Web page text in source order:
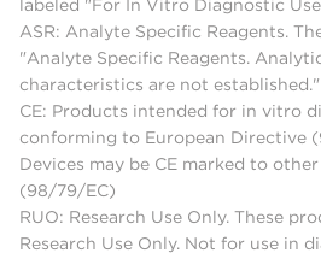
labeled "For In Vitro Diagnostic
ASR: Analyte Specific Reagents.
"Analyte Specific Reagents.
characteristics are not established."
CE: Products intended for in vitro
conforming to European Directive
Devices may be CE marked to
(98/79/EC)
RUO: Research Use Only. These
Research Use Only. Not for use in